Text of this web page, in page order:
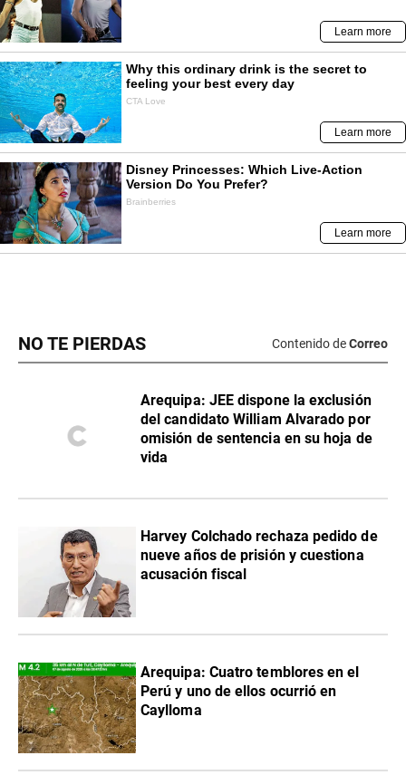
NO TE PIERDAS Contenido deCorreo
​Arequipa: JEE dispone la exclusión
del candidato William Alvarado por
omisión de sentencia en su hoja de
vida
Harvey Colchado rechaza pedido de
nueve años de prisión y cuestiona
acusación fiscal
Arequipa: Cuatro temblores en el
Perú y uno de ellos ocurrió en
Caylloma